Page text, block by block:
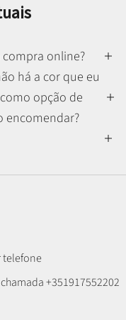
online?
há a cor que eu
opção de
encomendar?
telefone
+351917552202